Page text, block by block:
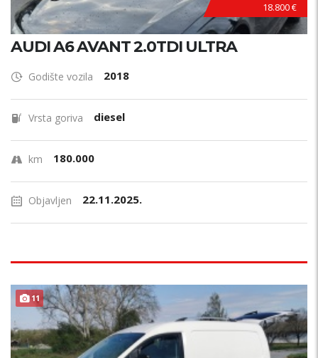
18.800 €
AUDI A6 AVANT 2.0TDI ULTRA
Godište vozila 2018
Vrsta goriva diesel
km 180.000
Objavljen 22.11.2025.
11